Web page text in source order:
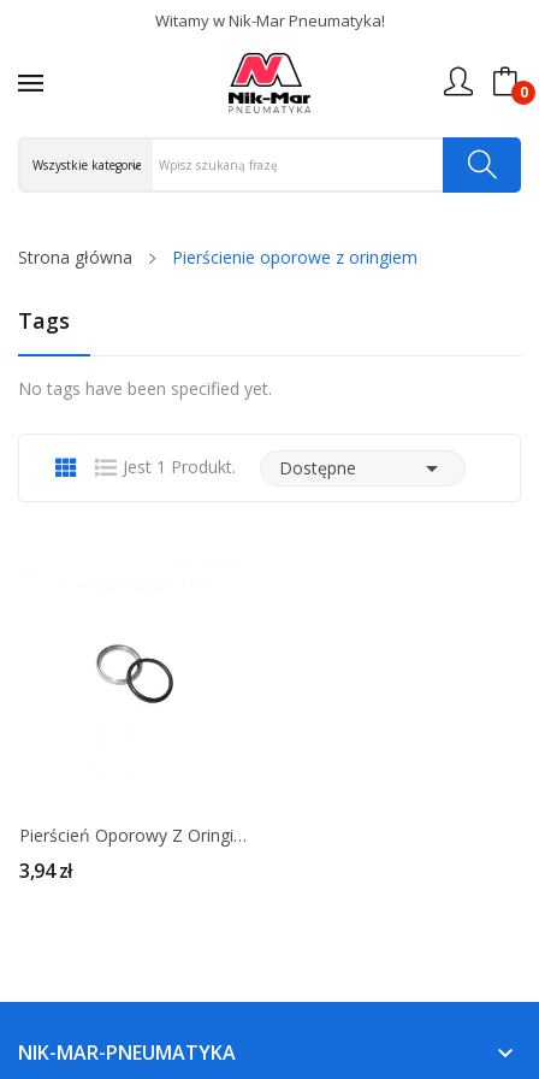
Witamy w Nik-Mar Pneumatyka!
0
Strona główna Pierścienie oporowe z oringiem
Tags
No tags have been specified yet.
Jest 1 Produkt. Dostępne 
Pierścień Oporowy Z Oringiem
3,94 zł
NIK-MAR-PNEUMATYKA keyboard_arrow_down